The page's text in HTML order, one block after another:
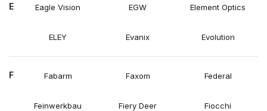
E Eagle Vision EGW Element Optics
ELEY Evanix Evolution
F Fabarm Faxom Federal
Feinwerkbau Fiery Deer Fiocchi